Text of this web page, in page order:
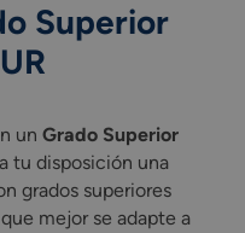
Superior
un Grado Superior
tu disposición una
grados superiores
mejor se adapte a